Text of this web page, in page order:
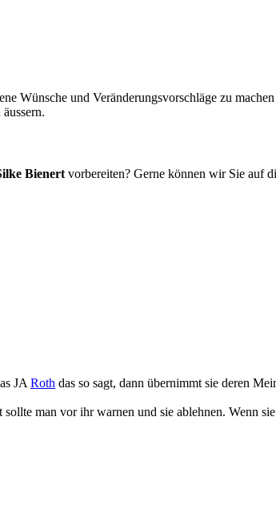
Wünsche und Veränderungsvorschläge zu
Bienert vorbereiten? Gerne können wir Sie auf
JA Roth das so sagt, dann übernimmt sie deren
man vor ihr warnen und sie ablehnen. Wenn